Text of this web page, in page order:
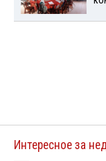
Интересное за